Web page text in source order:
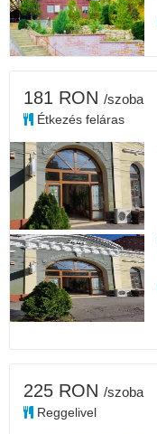
181 RON /szoba
Étkezés feláras
225 RON /szoba
Reggelivel